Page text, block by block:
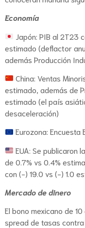
Economía
Japón: PIB al 2T23
estimado (deflactor
además Producción
China: Ventas
estimado, además de
estimado (el país
desaceleración)
Eurozona: Encuesta
EUA: Se publicaron
de 0.7% vs 0.4%
con (-) 19.0 vs (-) 1.0
Mercado de dinero
El bono mexicano de
spread de tasas